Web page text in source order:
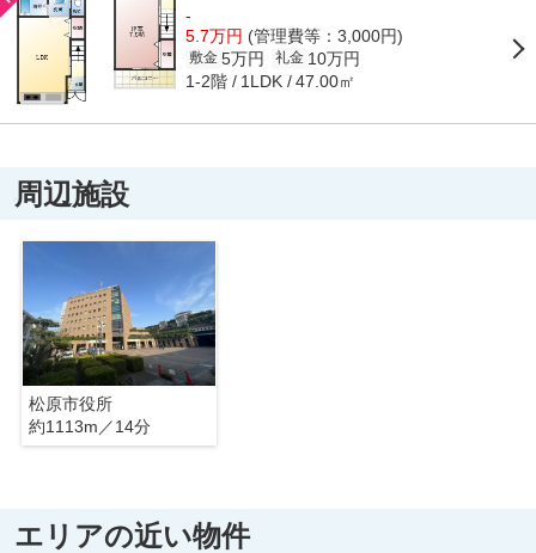
-
5.7万円 (管理費等：3,000円)
敷金 5万円 礼金 10万円
1-2階 1LDK 47.00㎡
周辺施設
松原市役所
約1113m／14分
エリアの近い物件